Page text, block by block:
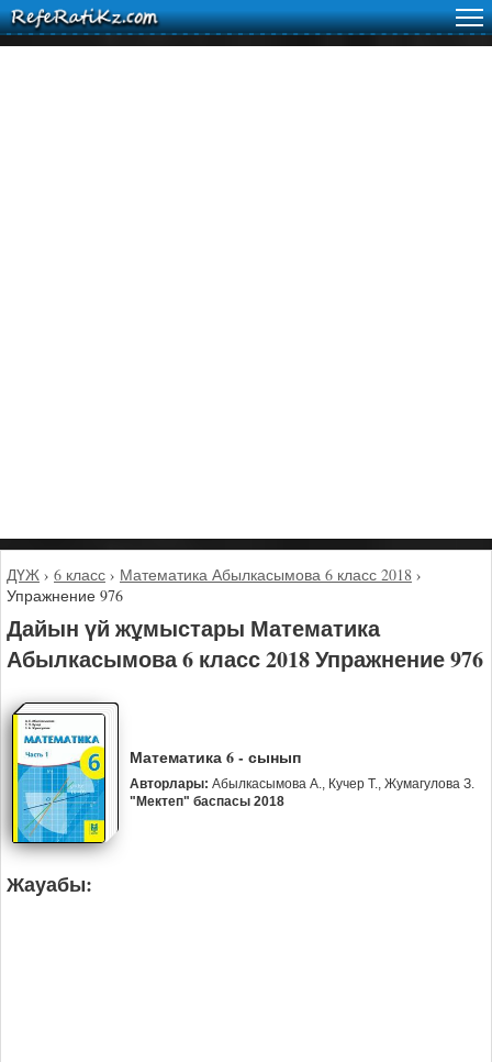
ДҮЖ › 6 класс › Математика Абылкасымова 6 класс 2018 ›
Упражнение 976
Дайын үй жұмыстары Математика
Абылкасымова 6 класс 2018 Упражнение 976
Математика 6 - сынып
Авторлары: Абылкасымова А., Кучер Т., Жумагулова З.
"Мектеп" баспасы 2018
Жауабы: